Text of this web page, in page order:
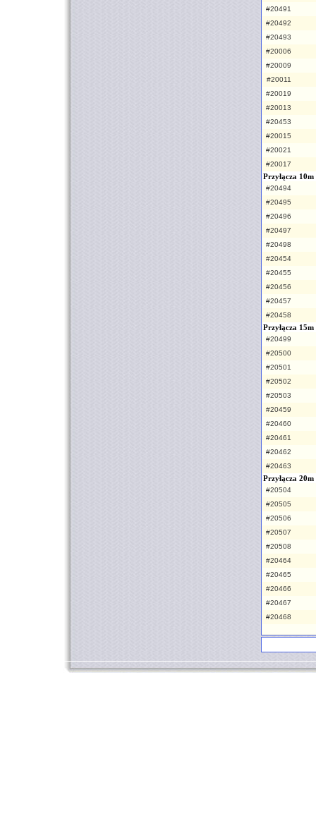
#20491
#20492
#20493
#20006
#20009
#20011
#20019
#20013
#20453
#20015
#20021
#20017
Przyłącza 10m
#20494
#20495
#20496
#20497
#20498
#20454
#20455
#20456
#20457
#20458
Przyłącza 15m
#20499
#20500
#20501
#20502
#20503
#20459
#20460
#20461
#20462
#20463
Przyłącza 20m
#20504
#20505
#20506
#20507
#20508
#20464
#20465
#20466
#20467
#20468